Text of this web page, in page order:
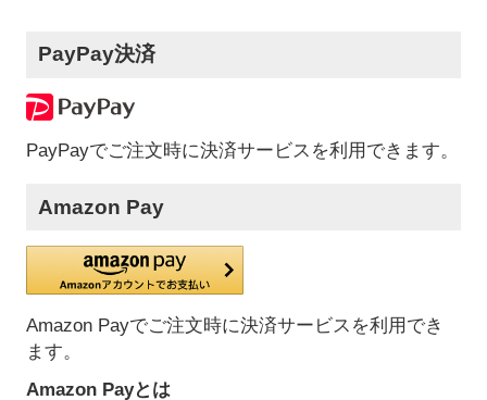
PayPay決済
PayPayでご注文時に決済サービスを利用できます。
Amazon Pay
Amazon Payでご注文時に決済サービスを利用でき
ます。
Amazon Payとは